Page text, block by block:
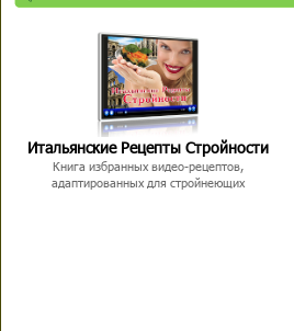
Итальянские Рецепты Стройности
Книга избранных видео-рецептов,
адаптированных для стройнеющих